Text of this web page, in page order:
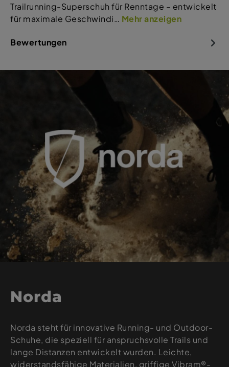
Trailrunning-Superschuh für Renntage – entwickelt
für maximale Geschwindi… Mehr anzeigen
Bewertungen
Norda
Norda steht für innovative Running- und Outdoor-
Schuhe, die speziell für anspruchsvolle Trails und
lange Distanzen entwickelt wurden. Leichte,
widerstandsfähige Materialien, griffige Vibram®-